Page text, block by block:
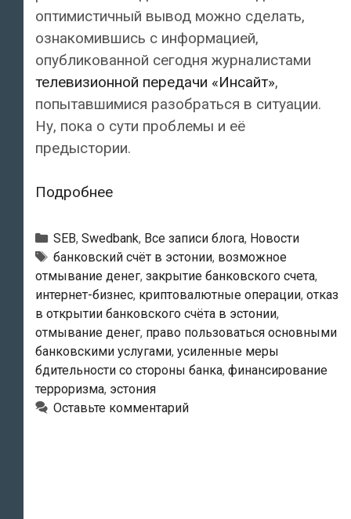
оптимистичный вывод можно сделать,
ознакомившись с информацией,
опубликованной сегодня журналистами
телевизионной передачи «Инсайт»,
попытавшимися разобраться в ситуации.
Ну, пока о сути проблемы и её
предыстории.
ПодробнееПолучили
в
открытии
банковского
счёта
в
Эстонии?
Потерпите
ещё
чуть-
Рубрики
SEB, Swedbank, Все записи блога, Новости
Тэги
банковский счёт в эстонии, возможное
отмывание денег, закрытие банковского счета,
интернет-бизнес, криптовалютные операции, отказ
в открытии банковского счёта в эстонии,
отмывание денег, право пользоваться основными
банковскими услугами, усиленные меры
бдительности со стороны банка, финансирование
терроризма, эстония
Оставьте комментарий